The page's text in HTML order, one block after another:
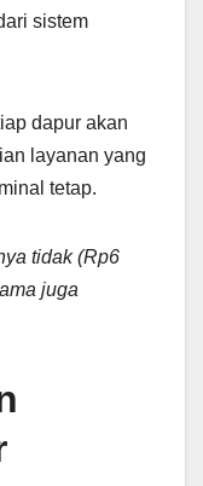
sistem
dapur akan
layanan yang
tetap.
tidak (Rp6
juga